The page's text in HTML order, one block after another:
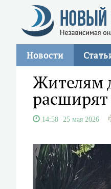
Новости
Жителям
14:58 25 мая 2026